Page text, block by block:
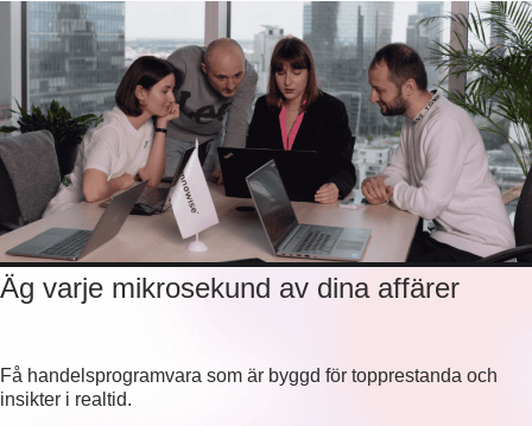
Äg varje mikrosekund av dina affärer
Få handelsprogramvara som är byggd för topprestanda och
insikter i realtid.